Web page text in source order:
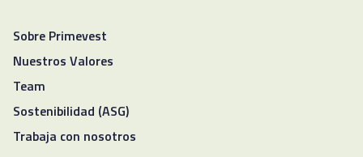
Sobre Primevest
Nuestros Valores
Team
Sostenibilidad (ASG)
Trabaja con nosotros